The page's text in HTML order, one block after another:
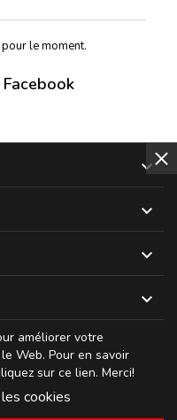
le moment.




améliorer votre
Web. Pour en savoir
sur ce lien. Merci!
cookies